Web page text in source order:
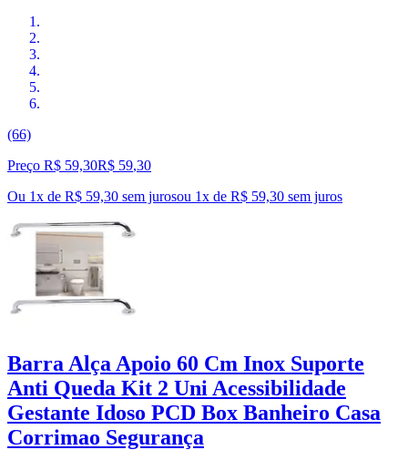
(66)
Preço R$ 59,30R$ 59,30
Ou 1x de R$ 59,30 sem jurosou 1x de R$ 59,30 sem juros
Barra Alça Apoio 60 Cm Inox Suporte
Anti Queda Kit 2 Uni Acessibilidade
Gestante Idoso PCD Box Banheiro Casa
Corrimao Segurança